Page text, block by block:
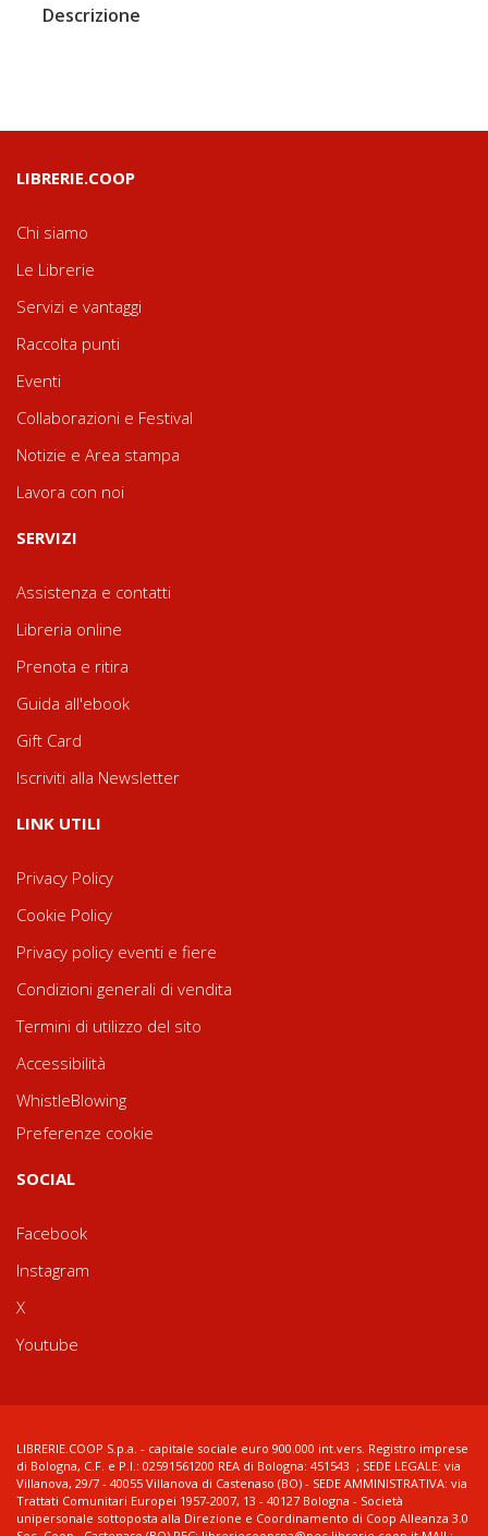
Descrizione
LIBRERIE.COOP
Chi siamo
Le Librerie
Servizi e vantaggi
Raccolta punti
Eventi
Collaborazioni e Festival
Notizie e Area stampa
Lavora con noi
SERVIZI
Assistenza e contatti
Libreria online
Prenota e ritira
Guida all'ebook
Gift Card
Iscriviti alla Newsletter
LINK UTILI
Privacy Policy
Cookie Policy
Privacy policy eventi e fiere
Condizioni generali di vendita
Termini di utilizzo del sito
Accessibilità
WhistleBlowing
Preferenze cookie
SOCIAL
Facebook
Instagram
X
Youtube
LIBRERIE.COOP S.p.a. - capitale sociale euro 900.000 int.vers. Registro imprese
di Bologna, C.F. e P.I.: 02591561200 REA di Bologna: 451543 ; SEDE LEGALE: via
Villanova, 29/7 - 40055 Villanova di Castenaso (BO) - SEDE AMMINISTRATIVA: via
Trattati Comunitari Europei 1957-2007, 13 - 40127 Bologna - Società
unipersonale sottoposta alla Direzione e Coordinamento di Coop Alleanza 3.0